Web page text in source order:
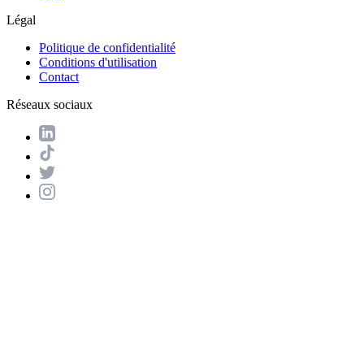
Légal
Politique de confidentialité
Conditions d'utilisation
Contact
Réseaux sociaux